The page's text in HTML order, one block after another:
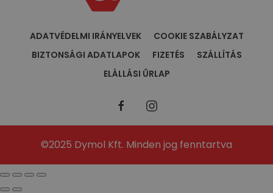
ADATVÉDELMI IRÁNYELVEK
COOKIE SZABÁLYZAT
BIZTONSÁGI ADATLAPOK
FIZETÉS
SZÁLLÍTÁS
ELÁLLÁSI ŰRLAP
©2025 Dymol Kft. Minden jog fenntartva